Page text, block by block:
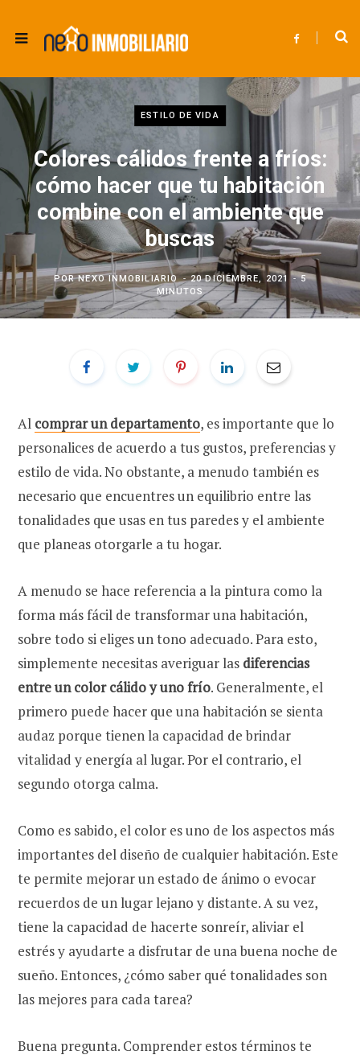
F
b
o
ESTILO DE VIDA
Colores cálidos frente a fríos:
cómo hacer que tu habitación
combine con el ambiente que
buscas
PORNEXO INMOBILIARIO 20 DICIEMBRE, 2021
5
MINUTOS
Al comprar un departamento, es importante que lo
personalices de acuerdo a tus gustos, preferencias y
estilo de vida. No obstante, a menudo también es
necesario que encuentres un equilibrio entre las
tonalidades que usas en tus paredes y el ambiente
que planeas otorgarle a tu hogar.
A menudo se hace referencia a la pintura como la
forma más fácil de transformar una habitación,
sobre todo si eliges un tono adecuado. Para esto,
simplemente necesitas averiguar las diferencias
entre un color cálido y uno frío. Generalmente, el
primero puede hacer que una habitación se sienta
audaz porque tienen la capacidad de brindar
vitalidad y energía al lugar. Por el contrario, el
segundo otorga calma.
Como es sabido, el color es uno de los aspectos más
importantes del diseño de cualquier habitación. Este
te permite mejorar un estado de ánimo o evocar
recuerdos de un lugar lejano y distante. A su vez,
tiene la capacidad de hacerte sonreír, aliviar el
estrés y ayudarte a disfrutar de una buena noche de
sueño. Entonces, ¿cómo saber qué tonalidades son
las mejores para cada tarea?
Buena pregunta. Comprender estos términos te